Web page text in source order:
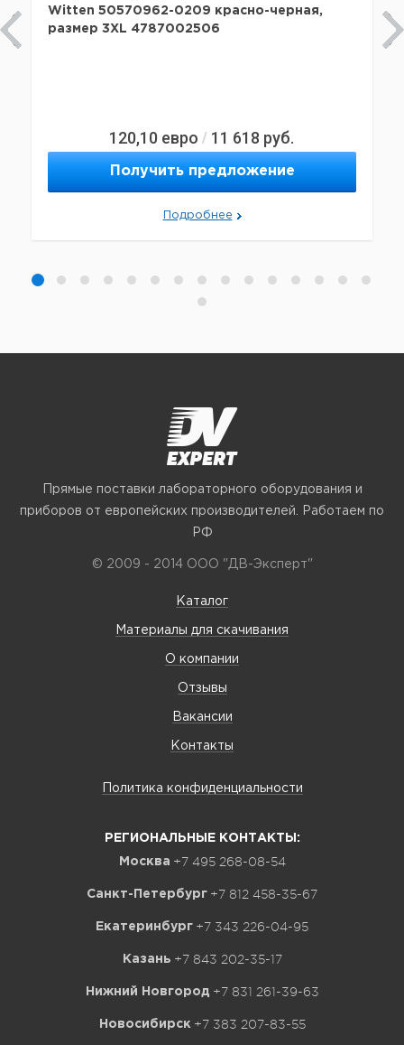
Witten 50570962-0209 красно-черная,
размер 3XL 4787002506
120,10 евро / 11 618 руб.
Получить предложение
Подробнее
Прямые поставки лабораторного оборудования и
приборов от европейских производителей. Работаем по
РФ
© 2009 - 2014 ООО "ДВ-Эксперт"
Каталог
Материалы для скачивания
О компании
Отзывы
Вакансии
Контакты
Политика конфиденциальности
РЕГИОНАЛЬНЫЕ КОНТАКТЫ:
Москва +7 495 268-08-54
Санкт-Петербург +7 812 458-35-67
Екатеринбург +7 343 226-04-95
Казань +7 843 202-35-17
Нижний Новгород +7 831 261-39-63
Новосибирск +7 383 207-83-55